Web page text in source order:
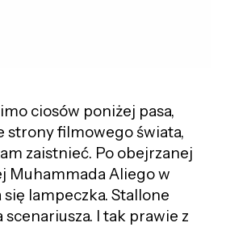
ciosów poniżej pasa,
strony filmowego świata,
zaistnieć. Po obejrzanej
Muhammada Aliego w
się lampeczka. Stallone
scenariusza. I tak prawie z